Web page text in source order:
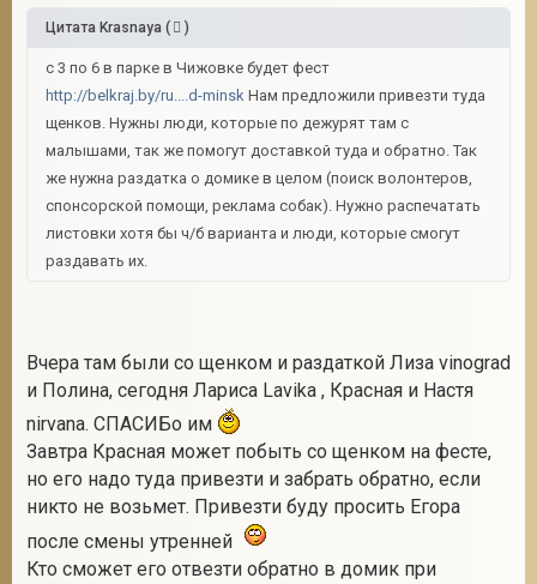
Цитата Krasnaya ( )
с 3 по 6 в парке в Чижовке будет фест
http://belkraj.by/ru....d-minsk Нам предложили привезти туда
щенков. Нужны люди, которые по дежурят там с
малышами, так же помогут доставкой туда и обратно. Так
же нужна раздатка о домике в целом (поиск волонтеров,
спонсорской помощи, реклама собак). Нужно распечатать
листовки хотя бы ч/б варианта и люди, которые смогут
раздавать их.
Вчера там были со щенком и раздаткой Лиза vinograd
и Полина, сегодня Лариса Lavika , Красная и Настя
nirvana. СПАСИБо им
Завтра Красная может побыть со щенком на фесте,
но его надо туда привезти и забрать обратно, если
никто не возьмет. Привезти буду просить Егора
после смены утренней
Кто сможет его отвезти обратно в домик при